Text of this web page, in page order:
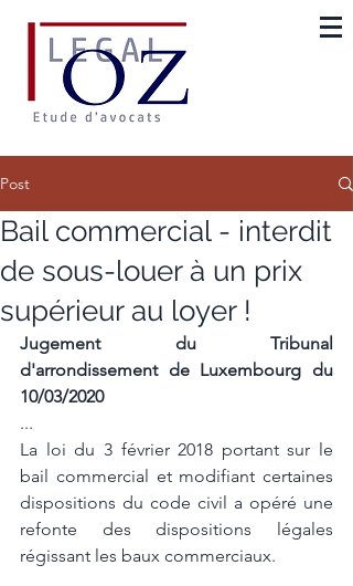
Post
Bail commercial - interdit
de sous-louer à un prix
supérieur au loyer !
Jugement du Tribunal
d'arrondissement de Luxembourg du
10/03/2020
...
La loi du 3 février 2018 portant sur le
bail commercial et modifiant certaines
dispositions du code civil a opéré une
refonte des dispositions légales
régissant les baux commerciaux.